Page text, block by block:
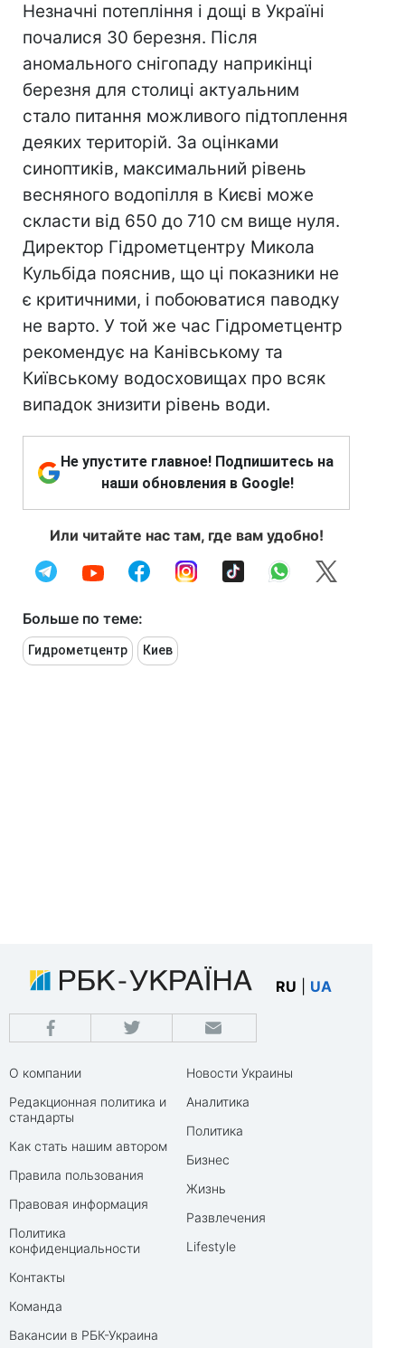
Незначні потепління і дощі в Україні
почалися 30 березня. Після
аномального снігопаду наприкінці
березня для столиці актуальним
стало питання можливого підтоплення
деяких територій. За оцінками
синоптиків, максимальний рівень
весняного водопілля в Києві може
скласти від 650 до 710 см вище нуля.
Директор Гідрометцентру Микола
Кульбіда пояснив, що ці показники не
є критичними, і побоюватися паводку
не варто. У той же час Гідрометцентр
рекомендує на Канівському та
Київському водосховищах про всяк
випадок знизити рівень води.
Не упустите главное! Подпишитесь на
наши обновления в Google!
Или читайте нас там, где вам удобно!
Больше по теме:
Гидрометцентр Киев
RU UA
О компании
Редакционная политика и
стандарты
Как стать нашим автором
Правила пользования
Правовая информация
Политика
конфиденциальности
Контакты
Команда
Вакансии в РБК-Украина
Новости Украины
Аналитика
Политика
Бизнес
Жизнь
Развлечения
Lifestyle